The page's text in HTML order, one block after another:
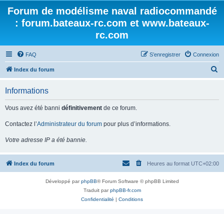
Forum de modélisme naval radiocommandé
: forum.bateaux-rc.com et www.bateaux-
rc.com
FAQ Connexion
S’enregistrer
Index du forum
e
Informations
Vous avez été banni définitivement de ce forum.
Contactez l’Administrateur du forum pour plus d’informations.
Votre adresse IP a été bannie.
Index du forum Heures au format UTC+02:00
Développé parphpBB® Forum Software © phpBB Limited
Traduit parphpBB-fr.com
Confidentialité | Conditions